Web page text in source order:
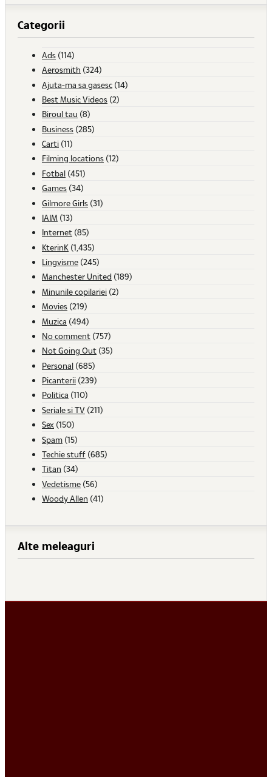
Categorii
Ads (114)
Aerosmith (324)
Ajuta-ma sa gasesc (14)
Best Music Videos (2)
Biroul tau (8)
Business (285)
Carti (11)
Filming locations (12)
Fotbal (451)
Games (34)
Gilmore Girls (31)
IAIM (13)
Internet (85)
KterinK (1,435)
Lingvisme (245)
Manchester United (189)
Minunile copilariei (2)
Movies (219)
Muzica (494)
No comment (757)
Not Going Out (35)
Personal (685)
Picanterii (239)
Politica (110)
Seriale si TV (211)
Sex (150)
Spam (15)
Techie stuff (685)
Titan (34)
Vedetisme (56)
Woody Allen (41)
Alte meleaguri